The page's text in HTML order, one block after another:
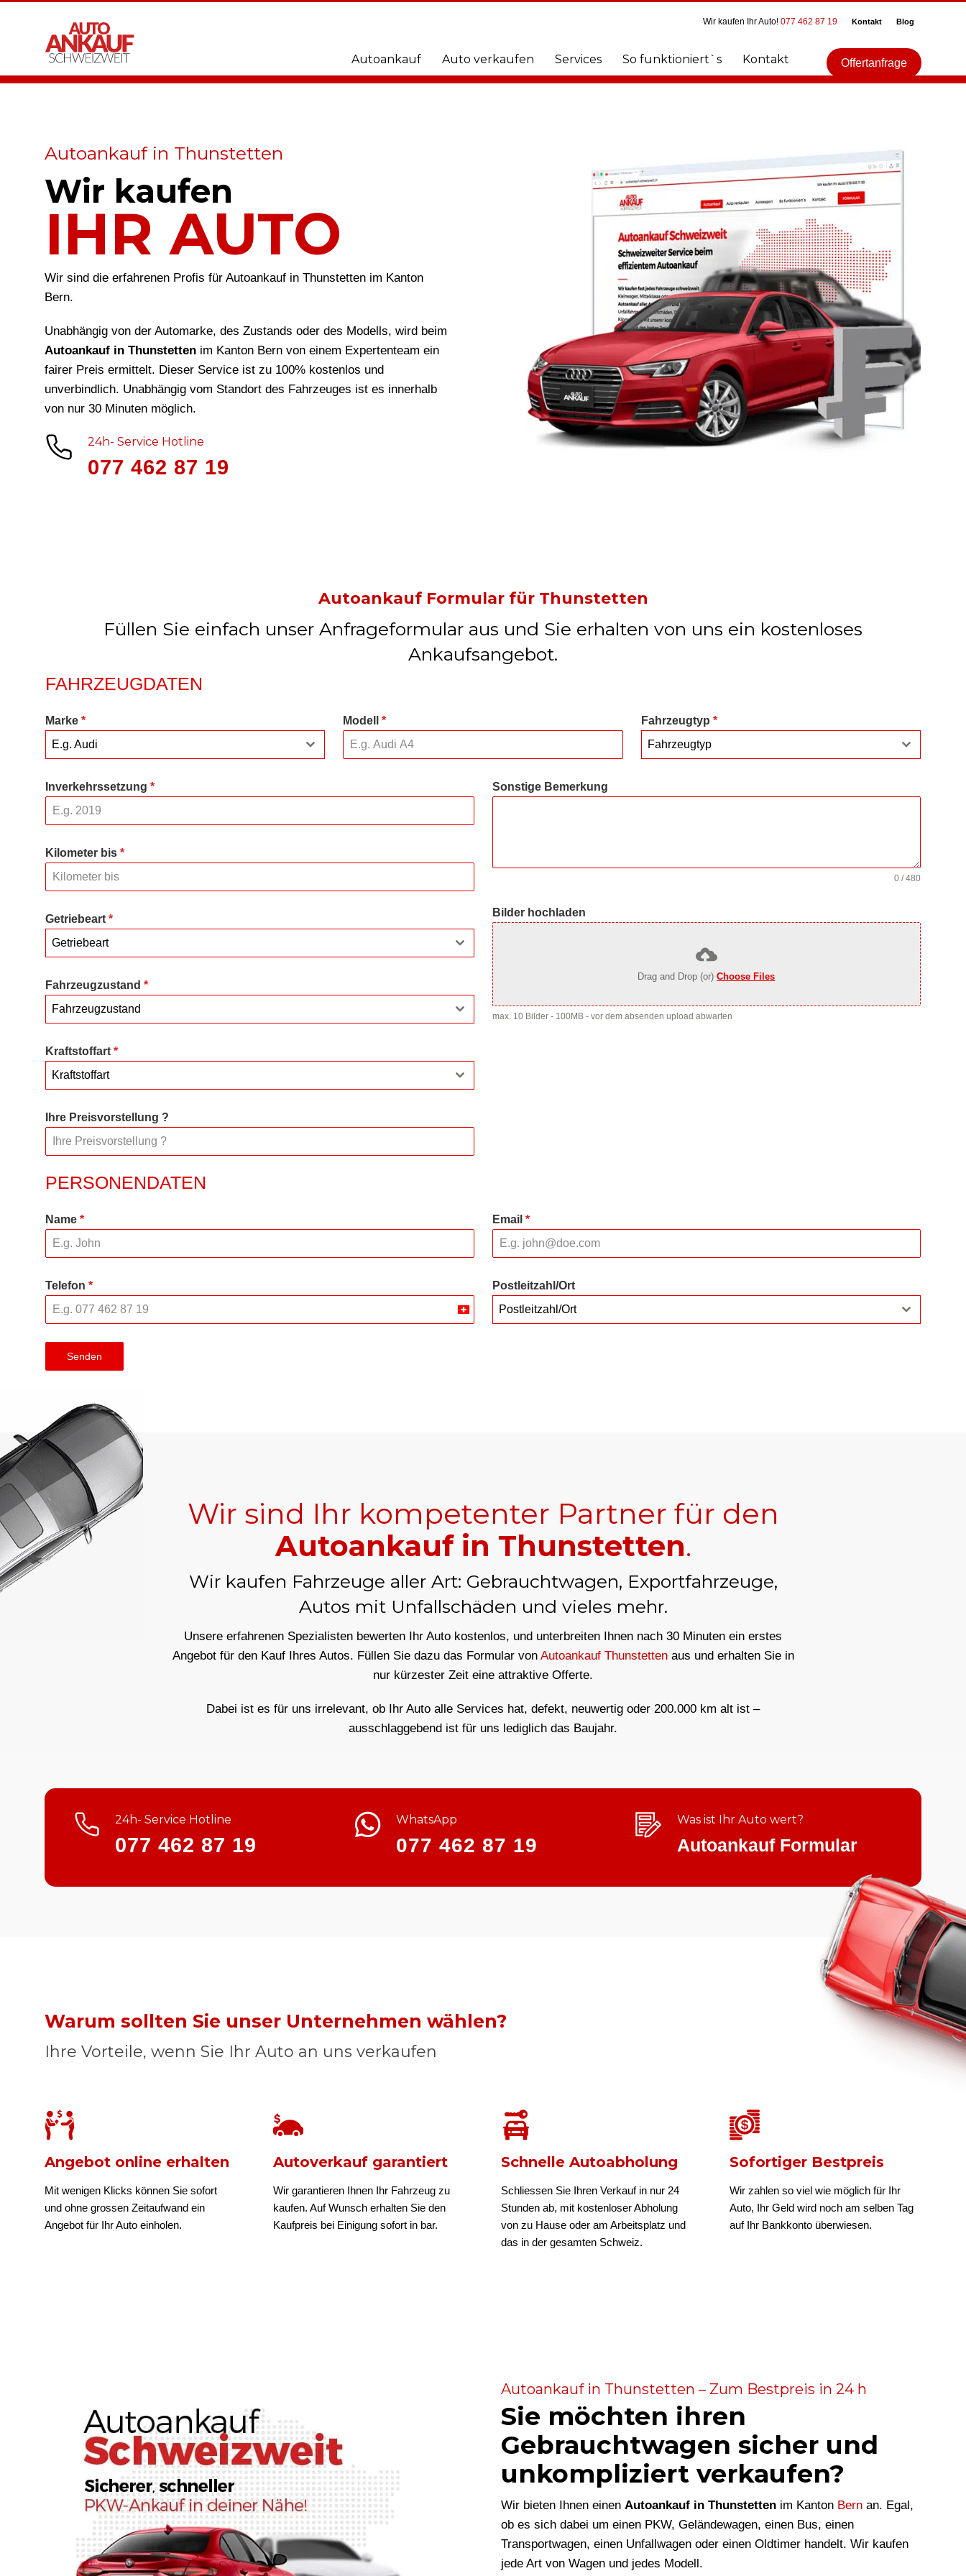
Wir kaufen Ihr Auto! 077 462 87 19 Kontakt Blog
Autoankauf Auto verkaufen Services So funktioniert`s Kontakt Offertanfrage
Autoankauf in Thunstetten
Wir kaufen
IHR AUTO
Wir sind die erfahrenen Profis für Autoankauf in Thunstetten im Kanton
Bern.
Unabhängig von der Automarke, des Zustands oder des Modells, wird beim
Autoankauf in Thunstetten im Kanton Bern von einem Expertenteam ein
fairer Preis ermittelt. Dieser Service ist zu 100% kostenlos und
unverbindlich. Unabhängig vom Standort des Fahrzeuges ist es innerhalb
von nur 30 Minuten möglich.
24h- Service Hotline
077 462 87 19
Autoankauf Formular für Thunstetten
Füllen Sie einfach unser Anfrageformular aus und Sie erhalten von uns ein kostenloses
Ankaufsangebot.
FAHRZEUGDATEN
Marke *
E.g. Audi
Modell* Fahrzeugtyp *
Fahrzeugtyp
Inverkehrssetzung *
Kilometer bis *
Getriebeart *
Getriebeart
Fahrzeugzustand *
Fahrzeugzustand
Kraftstoffart *
Kraftstoffart
Ihre Preisvorstellung ?
Sonstige Bemerkung
0 / 480
Bilder hochladen
Drag and Drop (or)Choose Files
max. 10 Bilder - 100MB - vor dem absenden upload abwarten
PERSONENDATEN
Name * Email *
Telefon *
Switzerland
Postleitzahl/Ort
Postleitzahl/Ort
Senden
Wir sind Ihr kompetenter Partner für den
Autoankauf in Thunstetten.
Wir kaufen Fahrzeuge aller Art: Gebrauchtwagen, Exportfahrzeuge,
Autos mit Unfallschäden und vieles mehr.
Unsere erfahrenen Spezialisten bewerten Ihr Auto kostenlos, und unterbreiten Ihnen nach 30 Minuten ein erstes
Angebot für den Kauf Ihres Autos. Füllen Sie dazu das Formular von Autoankauf Thunstettenaus und erhalten Sie in
nur kürzester Zeit eine attraktive Offerte.
Dabei ist es für uns irrelevant, ob Ihr Auto alle Services hat, defekt, neuwertig oder 200.000 km alt ist –
ausschlaggebend ist für uns lediglich das Baujahr.
24h- Service Hotline
077 462 87 19
WhatsApp
077 462 87 19
Was ist Ihr Auto wert?
Autoankauf Formular
Warum sollten Sie unser Unternehmen wählen?
Ihre Vorteile, wenn Sie Ihr Auto an uns verkaufen
Angebot online erhalten
Mit wenigen Klicks können Sie sofort
und ohne grossen Zeitaufwand ein
Angebot für Ihr Auto einholen.
Autoverkauf garantiert
Wir garantieren Ihnen Ihr Fahrzeug zu
kaufen. Auf Wunsch erhalten Sie den
Kaufpreis bei Einigung sofort in bar.
Schnelle Autoabholung
Schliessen Sie Ihren Verkauf in nur 24
Stunden ab, mit kostenloser Abholung
von zu Hause oder am Arbeitsplatz und
das in der gesamten Schweiz.
Sofortiger Bestpreis
Wir zahlen so viel wie möglich für Ihr
Auto, Ihr Geld wird noch am selben Tag
auf Ihr Bankkonto überwiesen.
Autoankauf in Thunstetten – Zum Bestpreis in 24 h
Sie möchten ihren
Gebrauchtwagen sicher und
unkompliziert verkaufen?
Wir bieten Ihnen einen Autoankauf in Thunstetten im Kanton Bern an. Egal,
ob es sich dabei um einen PKW, Geländewagen, einen Bus, einen
Transportwagen, einen Unfallwagen oder einen Oldtimer handelt. Wir kaufen
jede Art von Wagen und jedes Modell.